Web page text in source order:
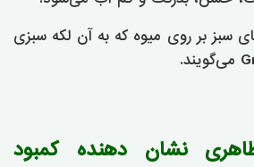
سبز بر روی میوه که به آن لکه سبزی
نشان دهنده کمبود